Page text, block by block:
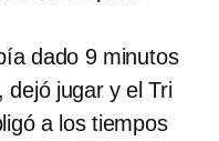
dado 9 minutos
jugar y el Tri
a los tiempos